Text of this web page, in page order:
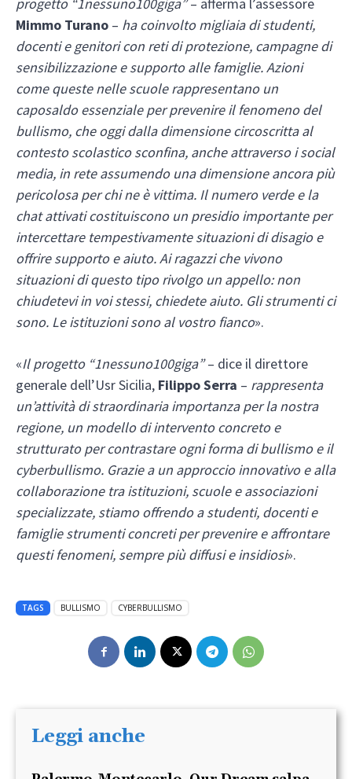
progetto “1nessuno100giga”– afferma l’assessore
Mimmo Turano – ha coinvolto migliaia di studenti,
docenti e genitori con reti di protezione, campagne di
sensibilizzazione e supporto alle famiglie. Azioni
come queste nelle scuole rappresentano un
caposaldo essenziale per prevenire il fenomeno del
bullismo, che oggi dalla dimensione circoscritta al
contesto scolastico sconfina, anche attraverso i social
media, in rete assumendo una dimensione ancora più
pericolosa per chi ne è vittima. Il numero verde e la
chat attivati costituiscono un presidio importante per
intercettare tempestivamente situazioni di disagio e
offrire supporto e aiuto. Ai ragazzi che vivono
situazioni di questo tipo rivolgo un appello: non
chiudetevi in voi stessi, chiedete aiuto. Gli strumenti ci
sono. Le istituzioni sono al vostro fianco».
«Il progetto “1nessuno100giga”– dice il direttore
generale dell’Usr Sicilia, Filippo Serra – rappresenta
un’attività di straordinaria importanza per la nostra
regione, un modello di intervento concreto e
strutturato per contrastare ogni forma di bullismo e il
cyberbullismo. Grazie a un approccio innovativo e alla
collaborazione tra istituzioni, scuole e associazioni
specializzate, stiamo offrendo a studenti, docenti e
famiglie strumenti concreti per prevenire e affrontare
questi fenomeni, sempre più diffusi e insidiosi».
TAGS BULLISMO CYBERBULLISMO
Leggi anche